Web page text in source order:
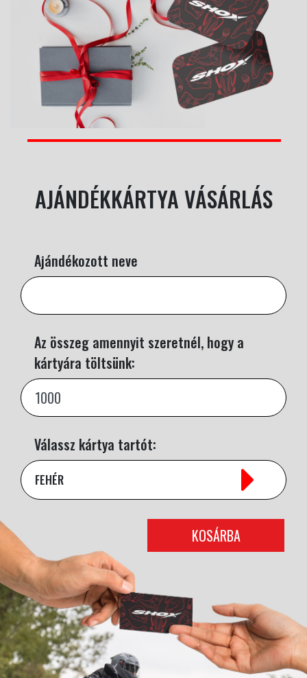
AJÁNDÉKKÁRTYA VÁSÁRLÁS
Ajándékozott neve
Az összeg amennyit szeretnél, hogy a
kártyára töltsünk:
Válassz kártya tartót:
FEHÉR
KOSÁRBA